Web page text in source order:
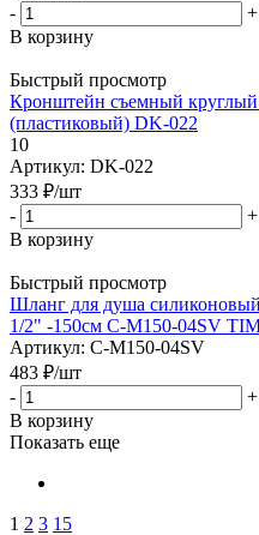
-
+
В корзину
Быстрый просмотр
Кронштейн съемный круглый
(пластиковый) DK-022
10
Артикул: DK-022
333 ₽/шт
-
+
В корзину
Быстрый просмотр
Шланг для душа
1/2" -150см C-M150-04SV
Артикул: C-M150-04SV
483 ₽/шт
-
+
В корзину
Показать еще
1 2 3 15